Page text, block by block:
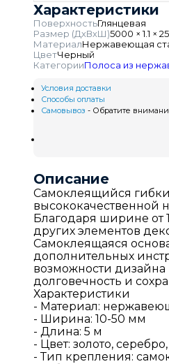
Характеристики
ПоверхностьГлянцевая
Размер (ДхВхШ)5000 × 1.1 ×
МатериалНержавеющая
ЦветЧерный
КатегорииПолоса из
Условия доставки
Способы оплаты
Самовывоз - Обратите
Описание
Самоклеящийся
высококачественной
Благодаря ширине от
других элементов
Самоклеящаяся
дополнительных
возможности
долговечность и
Характеристики
- Материал:
- Ширина: 10-50 мм
- Длина: 5 м
- Цвет: золото,
- Тип крепления: